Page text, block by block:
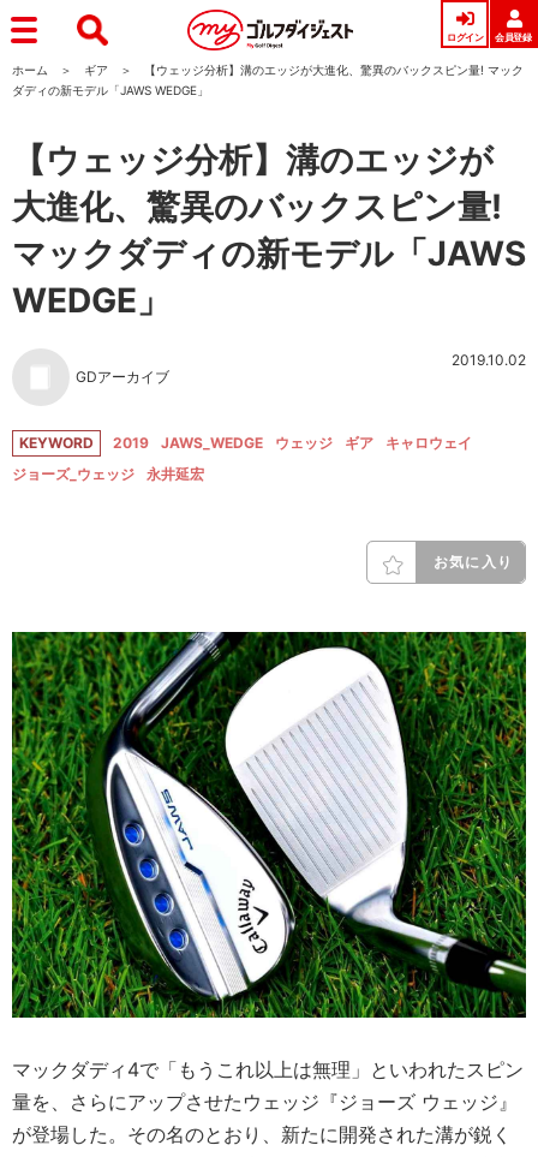
ログイン 会員登録
ホーム ギア
【ウェッジ分析】溝のエッジが大進化、驚異のバックスピン量! マック
ダディの新モデル「JAWS WEDGE」
【ウェッジ分析】溝のエッジが
大進化、驚異のバックスピン量!
マックダディの新モデル「JAWS
WEDGE」
GDアーカイブ
2019.10.02
KEYWORD 2019 JAWS_WEDGE ウェッジ ギア
キャロウェイ
ジョーズ_ウェッジ
永井延宏
お気に入り
マックダディ4で「もうこれ以上は無理」といわれたスピン
量を、さらにアップさせたウェッジ『ジョーズ ウェッジ』
が登場した。その名のとおり、新たに開発された溝が鋭く